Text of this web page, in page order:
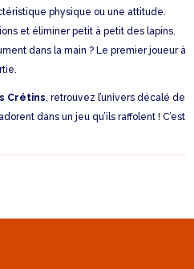
physique ou une attitude.
et éliminer petit à petit des lapins.
dans la main ? Le premier joueur à
Crétins, retrouvez l’univers décalé de
dans un jeu qu’ils raffolent ! C’est